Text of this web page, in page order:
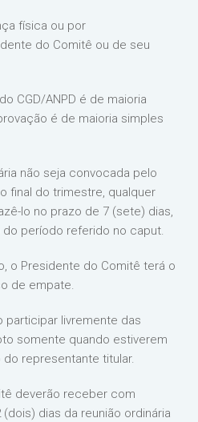
física ou por
do Comitê ou de seu
CGD/ANPD é de maioria
é de maioria simples
não seja convocada pelo
final do trimestre, qualquer
lo no prazo de 7 (sete) dias,
período referido no caput.
o Presidente do Comitê terá o
de empate.
participar livremente das
somente quando estiverem
representante titular.
deverão receber com
dias da reunião ordinária